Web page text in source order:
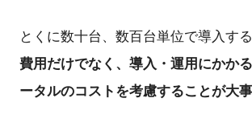
とくに数十台、数百台単位で導入する
費用だけでなく、導入・運用にかか
ータルのコストを考慮することが大事